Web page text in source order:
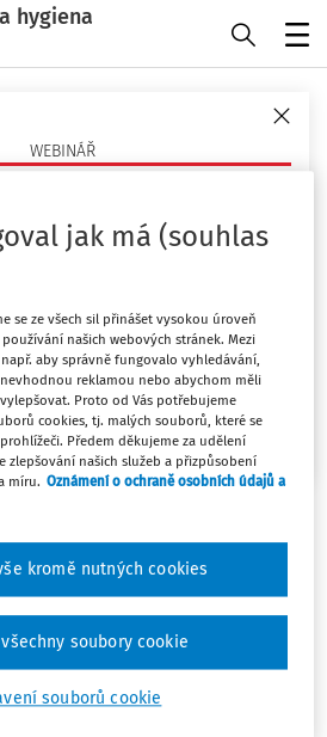
hygiena
WEBINÁŘ
a jak je opřít o právo a praxi
23. 9. 2026
Lucie Kyselová
více informací
služeb
9 hodin zahajujíAneta Kovářová
na kterém se dozvíte podrobné
prohlídkách a jejich novém pojetí
mimo pracovní poměr)
podpory zdraví na pracovištích
posudku a poskytování služeb
včetně expozice azbestu a
jak má (souhlas
se ze všech sil přinášet vysokou úroveň
našich webových stránek. Mezi
aby správně fungovalo vyhledávání,
reklamou nebo abychom měli
Proto od Vás potřebujeme
cookies, tj. malých souborů, které se
Předem děkujeme za udělení
zlepšování našich služeb a přizpůsobení
míru. Oznámení o ochraně osobních údajů a
souborů cookie
kromě nutných cookies
soubory cookie